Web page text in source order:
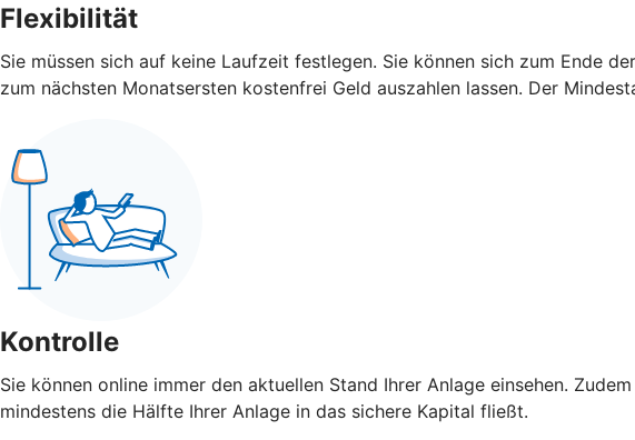
Flexibilität
Sie müssen sich auf keine Laufzeit festlegen. Sie können sich zum Ende
zum nächsten Monatsersten kostenfrei Geld auszahlen lassen. Der
Kontrolle
Sie können online immer den aktuellen Stand Ihrer Anlage einsehen.
mindestens die Hälfte Ihrer Anlage in das sichere Kapital fließt.